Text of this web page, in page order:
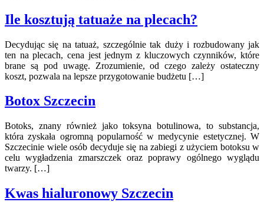
Ile kosztują tatuaże na plecach?
Decydując się na tatuaż, szczególnie tak duży i rozbudowany jak
ten na plecach, cena jest jednym z kluczowych czynników, które
brane są pod uwagę. Zrozumienie, od czego zależy ostateczny
koszt, pozwala na lepsze przygotowanie budżetu […]
Botox Szczecin
Botoks, znany również jako toksyna botulinowa, to substancja,
która zyskała ogromną popularność w medycynie estetycznej. W
Szczecinie wiele osób decyduje się na zabiegi z użyciem botoksu w
celu wygładzenia zmarszczek oraz poprawy ogólnego wyglądu
twarzy. […]
Kwas hialuronowy Szczecin